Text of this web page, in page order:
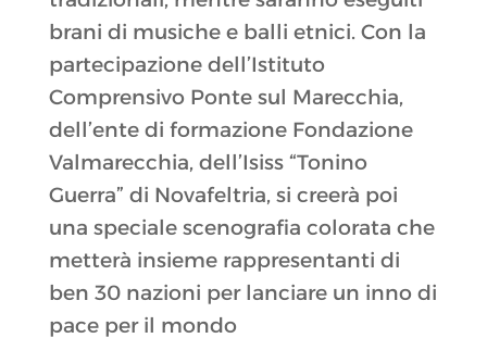
brani di musiche e balli etnici. Con la
partecipazione dell’Istituto
Comprensivo Ponte sul Marecchia,
dell’ente di formazione Fondazione
Valmarecchia, dell’Isiss “Tonino
Guerra” di Novafeltria, si creerà poi
una speciale scenografia colorata che
metterà insieme rappresentanti di
ben 30 nazioni per lanciare un inno di
pace per il mondo